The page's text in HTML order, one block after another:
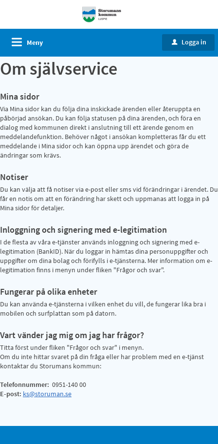
Meny u Logga in
Om självservice
Mina sidor
Via Mina sidor kan du följa dina inskickade ärenden eller återuppta en
påbörjad ansökan. Du kan följa statusen på dina ärenden, och föra en
dialog med kommunen direkt i anslutning till ett ärende genom en
meddelandefunktion. Behöver något i ansökan kompletteras får du ett
meddelande i Mina sidor och kan öppna upp ärendet och göra de
ändringar som krävs.
Notiser
Du kan välja att få notiser via e-post eller sms vid förändringar i ärendet. Du
får en notis om att en förändring har skett och uppmanas att logga in på
Mina sidor för detaljer.
Inloggning och signering med e-legitimation
I de flesta av våra e-tjänster används inloggning och signering med e-
legitimation (BankID). När du loggar in hämtas dina personuppgifter och
uppgifter om dina bolag och förifylls i e-tjänsterna. Mer information om e-
legitimation finns i menyn under fliken "Frågor och svar".
Fungerar på olika enheter
Du kan använda e-tjänsterna i vilken enhet du vill, de fungerar lika bra i
mobilen och surfplattan som på datorn.
Vart vänder jag mig om jag har frågor?
Titta först under fliken "Frågor och svar" i menyn.
Om du inte hittar svaret på din fråga eller har problem med en e-tjänst
kontaktar du Storumans kommun:
Telefonnummer: 0951-140 00
E-post: ks@storuman.se